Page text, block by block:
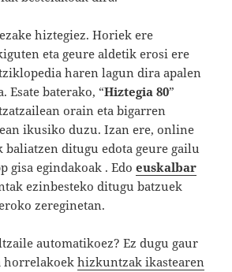
hiztegiez. Horiek ere
eta geure aldetik erosi ere
haren lagun dira apalen
Esate baterako, “Hiztegia 80”
orain eta bigarren
ikusiko duzu. Izan ere, online
baliatzen ditugu edota geure gailu
gisa egindakoak . Edoeuskalbar
ezinbesteko ditugu batzuek
zereginetan.
automatikoez? Ez dugu gaur
horrelakoekhizkuntzak ikastearen